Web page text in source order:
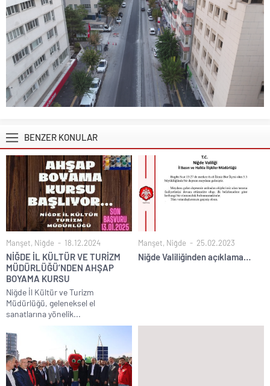
BENZER KONULAR
Manşet, Niğde 18.12.2024
NİĞDE İL KÜLTÜR VE TURİZM
MÜDÜRLÜĞÜ’NDEN AHŞAP
BOYAMA KURSU
Niğde İl Kültür ve Turizm
Müdürlüğü, geleneksel el
sanatlarına yönelik...
Manşet, Niğde 25.02.2023
Niğde Valiliğinden açıklama…